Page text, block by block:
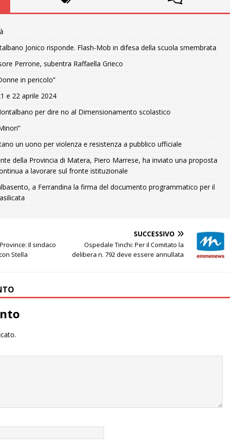
Jonico risponde. Flash-Mob in difesa della scuola smembrata
Perrone, subentra Raffaella Grieco
in pericolo”
e 22 aprile 2024
per dire no al Dimensionamento scolastico
un uono per violenza e resistenza a pubblico ufficiale
della Provincia di Matera, Piero Marrese, ha inviato una proposta
a lavorare sul fronte istituzionale
a Ferrandina la firma del documento programmatico per il
Il sindaco
Stella
SUCCESSIVO
Ospedale Tinchi: Per il Comitato la
delibera n. 792 deve essere annullata